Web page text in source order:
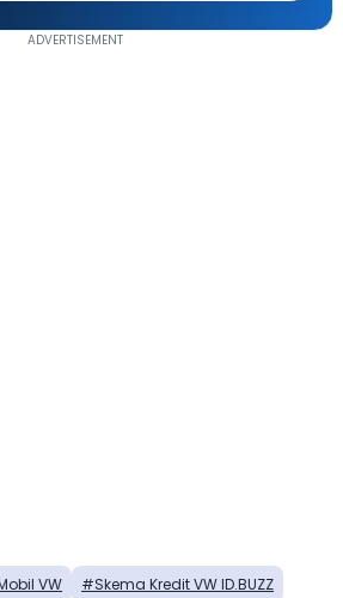
VW
Skema Kredit VW ID.BUZZ